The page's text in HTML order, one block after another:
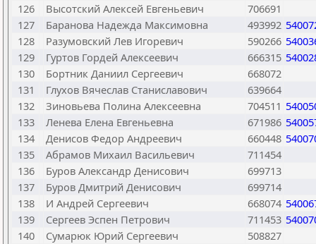
126
Высотский Алексей Евгеньевич
706691
127
Баранова Надежда Максимовна 493992
128
Разумовский Лев Игоревич 590266
129
Гуртов Гордей Алексеевич 666315
130
Бортник Даниил Сергеевич
668072
131
Глухов Вячеслав Станиславович
639664
132
Зиновьева Полина Алексеевна 704511
133
Ленева Елена Евгеньевна 671986
134
Денисов Федор Андреевич 660448
135
Абрамов Михаил Васильевич
711454
136
Буров Александр Денисович
699713
137
Буров Дмитрий Денисович
699714
138
И Андрей Сергеевич 668074
139
Сергеев Эспен Петрович 711453
140
Сумарюк Юрий Сергеевич
508827